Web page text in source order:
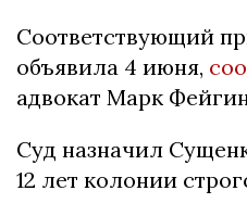
Соответствующий
объявила 4 июня,
адвокат Марк
Суд назначил
12 лет колонии